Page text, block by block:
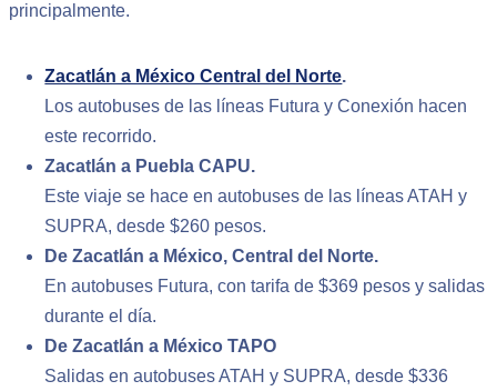
principalmente.
Zacatlán a México Central del Norte.
Los autobuses de las líneas Futura y Conexión hacen
este recorrido.
Zacatlán a Puebla CAPU.
Este viaje se hace en autobuses de las líneas ATAH y
SUPRA, desde $260 pesos.
De Zacatlán a México, Central del Norte.
En autobuses Futura, con tarifa de $369 pesos y salidas
durante el día.
De Zacatlán a México TAPO
Salidas en autobuses ATAH y SUPRA, desde $336